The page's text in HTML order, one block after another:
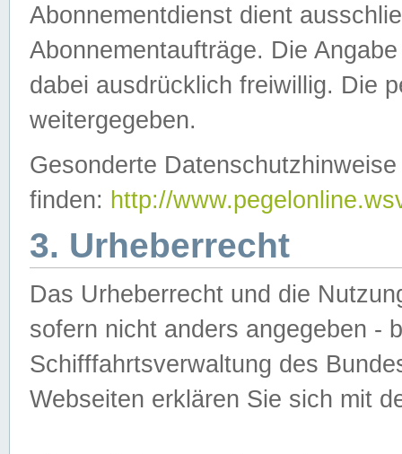
Abonnementdienst dient
Abonnementaufträge. Die
dabei ausdrücklich freiwillig. Die
weitergegeben.
Gesonderte
finden: http://
3. Urheberrecht
Das Urheberrecht und die
sofern nicht anders angegeben -
Schifffahrtsverwaltung des
Webseiten erklären Sie sich mit